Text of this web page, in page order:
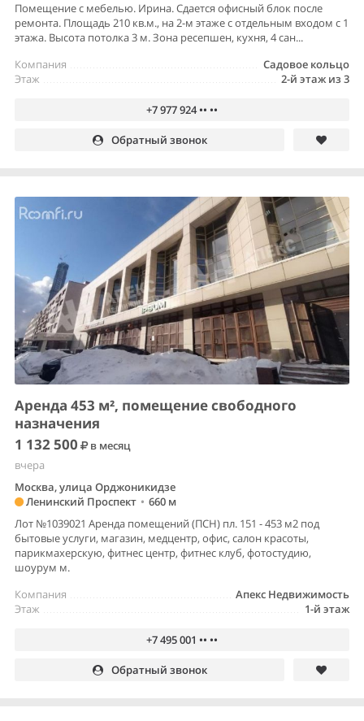
Помещение с мебелью. Ирина. Сдается офисный блок после
ремонта. Площадь 210 кв.м., на 2-м этаже с отдельным входом с 1
этажа. Высота потолка 3 м. Зона ресепшен, кухня, 4 сан...
Садовое кольцо
Компания
2-й этаж из 3
Этаж
+7 977 924 •• ••
Обратный звонок
Аренда 453 м², помещение свободного
назначения
1 132 500
в месяц
вчера
Москва, улица Орджоникидзе
Ленинский Проспект • 660 м
Лот №1039021 Аренда помещений (ПСН) пл. 151 - 453 м2 под
бытовые услуги, магазин, медцентр, офис, салон красоты,
парикмахерскую, фитнес центр, фитнес клуб, фотостудию,
шоурум м.
Апекс Недвижимость
Компания
1-й этаж
Этаж
+7 495 001 •• ••
Обратный звонок